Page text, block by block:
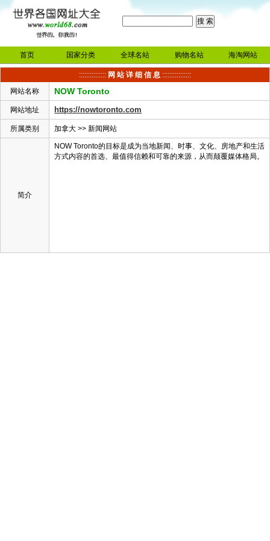
首页 国家分类 全球名站 购物名站 海淘网站
::::::::::::::: 网 站 详 细 信 息 ::::::::::::::::
网站名称
NOW Toronto
网站地址 https://nowtoronto.com
所属类别 加拿大 >>新闻网站
简介
NOW Toronto的目标是成为当地新闻、时事、文化、房地产和生活
方式内容的首选、最值得信赖和可靠的来源，从而颠覆媒体格局。